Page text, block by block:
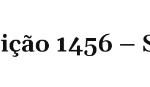
1456 –